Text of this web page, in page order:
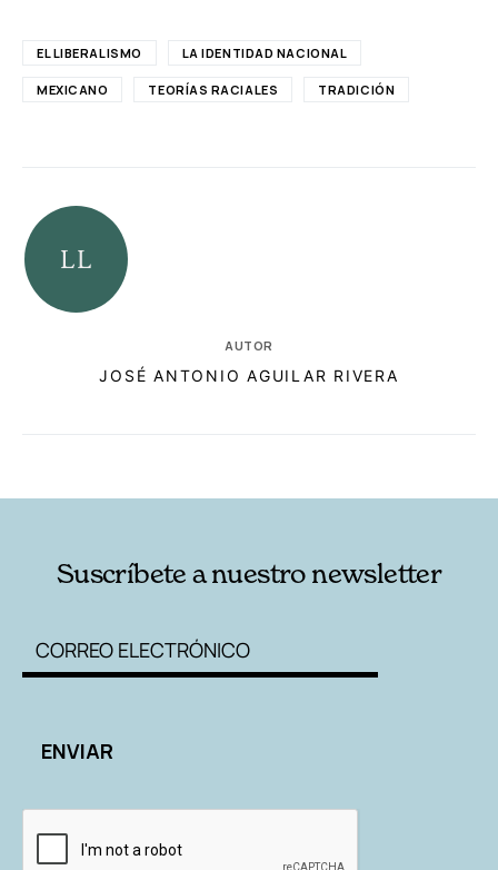
EL LIBERALISMO LA IDENTIDAD NACIONAL
MEXICANO TEORÍAS RACIALES TRADICIÓN
AUTOR
JOSÉ ANTONIO AGUILAR RIVERA
Suscríbete a nuestro newsletter